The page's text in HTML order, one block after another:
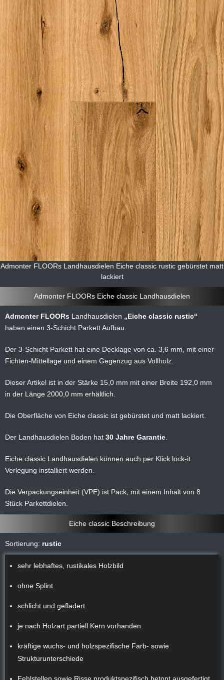
Admonter FLOORs Landhausdielen Eiche classic rustic gebürstet matt
lackiert
Admonter FLOORs Eiche classic Landhausdielen
Admonter FLOORs Landhausdielen
Eiche classic rustic
haben einen 3-Schicht Parkett Aufbau.
Der 3-Schicht Parkett hat eine Decklage von ca. 3,6 mm, mit einer
Fichten-Mittellage und einem Gegenzug aus Vollholz.
Dieser Artikel ist in der Stärke 15,0 mm mit einer Breite 192,0 mm
in der Länge 2000,0 mm erhältlich.
Die Oberfläche von Eiche classic ist gebürstet und matt lackiert.
Der Landhausdielen Boden hat 30 Jahre Garantie
Eiche classic Landhausdielen können auch per Klick lock-it
Verlegung installiert werden.
Die Verpackungseinheit (VPE) ist Pack, mit einem Inhalt von 8
Stück Parkettdielen.
Eiche classic Beschreibung
Sortierung: rustic
sehr lebhaftes, rustikales Holzbild
ohne Splint
schlicht und gefladert
je nach Holzart partiell Kern vorhanden
kräftige wuchs- und holzspezifische Farb- sowie
Strukturunterschiede